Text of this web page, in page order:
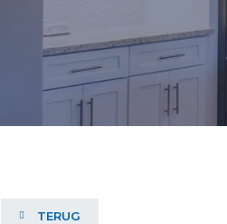
TERUG